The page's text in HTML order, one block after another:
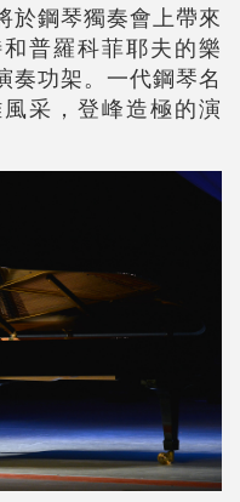
於鋼琴獨奏會上帶來
普羅科菲耶夫的樂
奏功架。一代鋼琴名
采，登峰造極的演